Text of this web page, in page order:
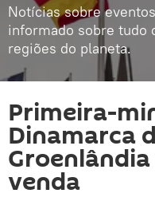
Notícias sobre
informado sobre tudo
regiões do planeta.
Primeira-
Dinamarca
venda